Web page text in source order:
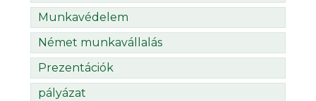
Munkavédelem
Német munkavállalás
Prezentációk
pályázat